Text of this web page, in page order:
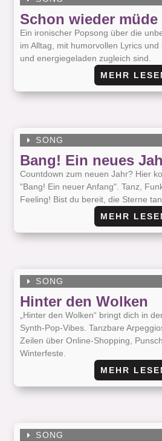
Schon wieder müde
Ein ironischer Popsong über die
im Alltag, mit humorvollen Lyrics
und energiegeladen zugleich sind.
MEHR
SONG
Bang! Ein neues
Countdown zum neuen Jahr? Hier
"Bang! Ein neuer Anfang". Tanz,
Feeling! Bist du bereit, die Sterne
MEHR
SONG
Hinter den Wolken
„Hinter den Wolken“ bringt dich in
Synth-Pop-Vibes. Tanzbare
Zeilen über Online-Shopping,
Winterfeste.
MEHR
SONG